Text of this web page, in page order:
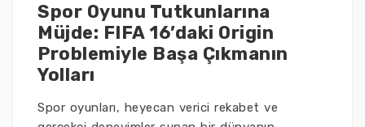
Spor Oyunu Tutkunlarına
Müjde: FIFA 16’daki Origin
Problemiyle Başa Çıkmanın
Yolları
Spor oyunları, heyecan verici rekabet ve